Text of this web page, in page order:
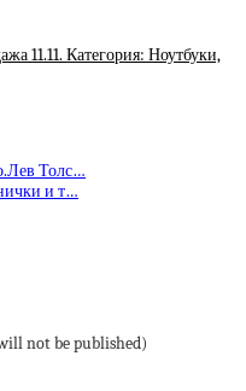
11.11. Категория: Ноутбуки,
Толс…
и т…
not be published)